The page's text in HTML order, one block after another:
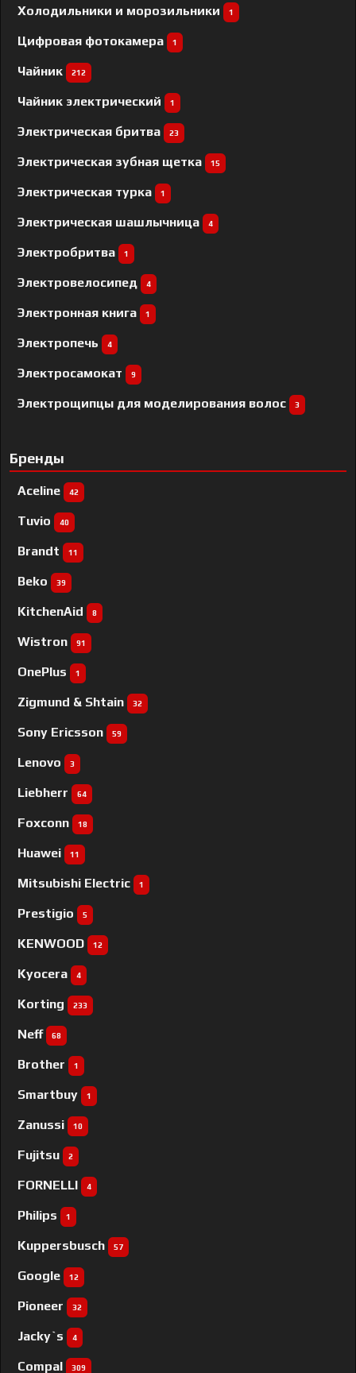
Холодильники и морозильники 1
Цифровая фотокамера 1
Чайник 212
Чайник электрический 1
Электрическая бритва 23
Электрическая зубная щетка 15
Электрическая турка 1
Электрическая шашлычница 4
Электробритва 1
Электровелосипед 4
Электронная книга 1
Электропечь 4
Электросамокат 9
Электрощипцы для моделирования волос 3
Бренды
Aceline 42
Tuvio 40
Brandt 11
Beko 39
KitchenAid 8
Wistron 91
OnePlus 1
Zigmund & Shtain 32
Sony Ericsson 59
Lenovo 3
Liebherr 64
Foxconn 18
Huawei 11
Mitsubishi Electric 1
Prestigio 5
KENWOOD 12
Kyocera 4
Korting 233
Neff 68
Brother 1
Smartbuy 1
Zanussi 10
Fujitsu 2
FORNELLI 4
Philips 1
Kuppersbusch 57
Google 12
Pioneer 32
Jacky`s 4
Compal 309